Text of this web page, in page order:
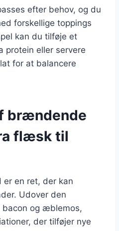
efter behov, og du
forskellige toppings
kan du tilføje et
protein eller servere
for at balancere
brændende
flæsk til
en ret, der kan
Udover den
bacon og æblemos,
der tilføjer nye